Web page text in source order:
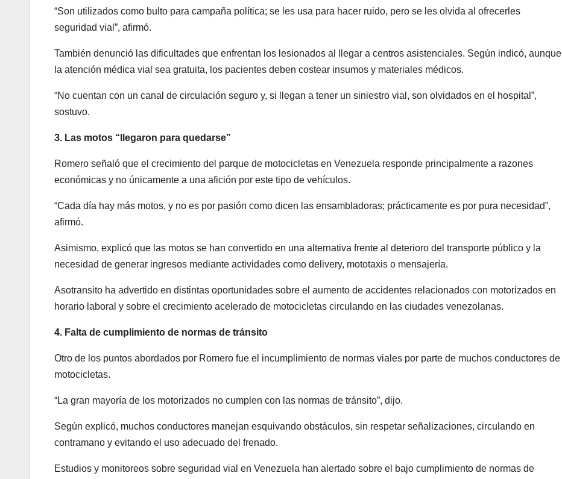
“Son utilizados como bulto para campaña política; se les usa para hacer ruido, pero se les olvida al ofrecerles
seguridad vial”, afirmó.
También denunció las dificultades que enfrentan los lesionados al llegar a centros asistenciales. Según indicó, aunque
la atención médica vial sea gratuita, los pacientes deben costear insumos y materiales médicos.
“No cuentan con un canal de circulación seguro y, si llegan a tener un siniestro vial, son olvidados en el hospital”,
sostuvo.
3. Las motos “llegaron para quedarse”
Romero señaló que el crecimiento del parque de motocicletas en Venezuela responde principalmente a razones
económicas y no únicamente a una afición por este tipo de vehículos.
“Cada día hay más motos, y no es por pasión como dicen las ensambladoras; prácticamente es por pura necesidad”,
afirmó.
Asimismo, explicó que las motos se han convertido en una alternativa frente al deterioro del transporte público y la
necesidad de generar ingresos mediante actividades como delivery, mototaxis o mensajería.
Asotransito ha advertido en distintas oportunidades sobre el aumento de accidentes relacionados con motorizados en
horario laboral y sobre el crecimiento acelerado de motocicletas circulando en las ciudades venezolanas.
4. Falta de cumplimiento de normas de tránsito
Otro de los puntos abordados por Romero fue el incumplimiento de normas viales por parte de muchos conductores de
motocicletas.
“La gran mayoría de los motorizados no cumplen con las normas de tránsito”, dijo.
Según explicó, muchos conductores manejan esquivando obstáculos, sin respetar señalizaciones, circulando en
contramano y evitando el uso adecuado del frenado.
Estudios y monitoreos sobre seguridad vial en Venezuela han alertado sobre el bajo cumplimiento de normas de